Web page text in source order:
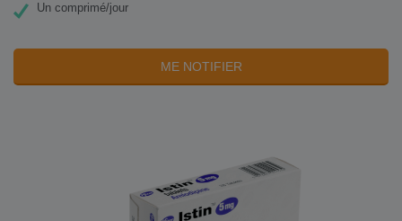
Un comprimé/jour
ME NOTIFIER